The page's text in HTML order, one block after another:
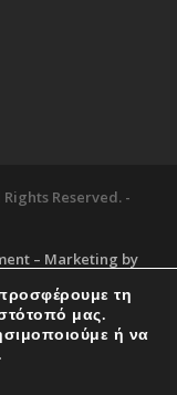
Reserved. -
– Marketing by
Support
τη
μας.
ή να